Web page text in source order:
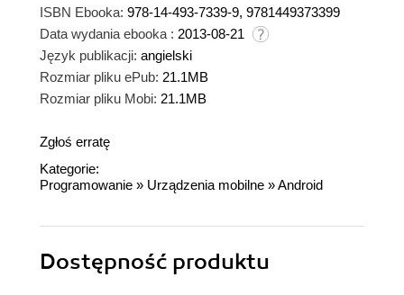
ISBN Ebooka: 978-14-493-7339-9, 9781449373399
Data wydania ebooka : 2013-08-21
Język publikacji: angielski
Rozmiar pliku ePub: 21.1MB
Rozmiar pliku Mobi: 21.1MB
Zgłoś erratę
Kategorie:
Programowanie » Urządzenia mobilne »Android
Dostępność produktu